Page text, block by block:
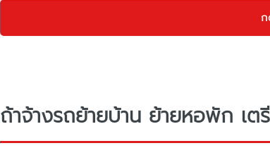
ก
ถ้าจ้างรถย้ายบ้าน ย้ายหอพัก เต